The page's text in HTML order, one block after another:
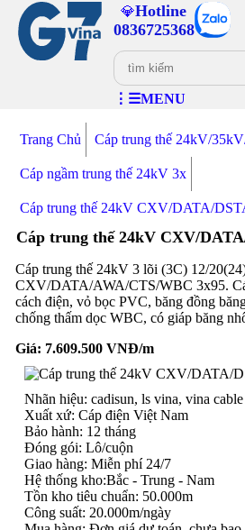
💎Hotline
0836725368
⋮☰MENU
Trang Chủ Cáp trung thế 24kV/
Cáp ngầm trung thế 24kV 3x
Cáp trung thế 24kV CXV/DATA/
Cáp trung thế 24kV CXV/
Cáp trung thế 24kV 3 lõi (3C) 12/
CXV/DATA/AWA/CTS/WBC 3x95.
cách điện, vỏ bọc PVC, băng đồng
chống thấm dọc WBC, có giáp băng
Giá: 7.609.500VNĐ/m
Nhãn hiệu: cadisun, ls vina, vina cable
Xuất xứ: Cáp điện Việt Nam
Bảo hành: 12 tháng
Đóng gói: Lô/cuộn
Giao hàng: Miễn phí 24/7
Hệ thống kho:Bắc - Trung - Nam
Tồn kho tiêu chuẩn: 50.000m
Công suất: 20.000m/ngày